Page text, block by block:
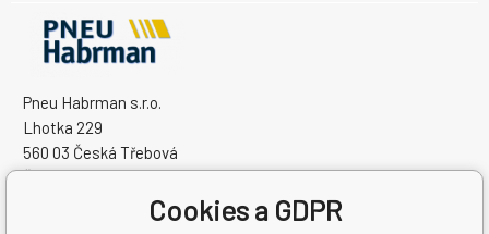
Pneu Habrman s.r.o.
Lhotka 229
560 03 Česká Třebová
Česká Republika
Cookies a GDPR